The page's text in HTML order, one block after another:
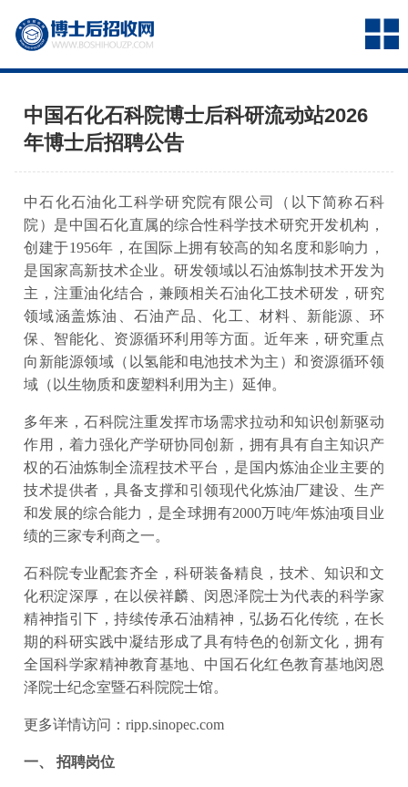
中国石化石科院博士后科研流动站2026
年博士后招聘公告
中石化石油化工科学研究院有限公司（以下简称石科
院）是中国石化直属的综合性科学技术研究开发机构，
创建于1956年，在国际上拥有较高的知名度和影响力，
是国家高新技术企业。研发领域以石油炼制技术开发为
主，注重油化结合，兼顾相关石油化工技术研发，研究
领域涵盖炼油、石油产品、化工、材料、新能源、环
保、智能化、资源循环利用等方面。近年来，研究重点
向新能源领域（以氢能和电池技术为主）和资源循环领
域（以生物质和废塑料利用为主）延伸。
多年来，石科院注重发挥市场需求拉动和知识创新驱动
作用，着力强化产学研协同创新，拥有具有自主知识产
权的石油炼制全流程技术平台，是国内炼油企业主要的
技术提供者，具备支撑和引领现代化炼油厂建设、生产
和发展的综合能力，是全球拥有2000万吨/年炼油项目业
绩的三家专利商之一。
石科院专业配套齐全，科研装备精良，技术、知识和文
化积淀深厚，在以侯祥麟、闵恩泽院士为代表的科学家
精神指引下，持续传承石油精神，弘扬石化传统，在长
期的科研实践中凝结形成了具有特色的创新文化，拥有
全国科学家精神教育基地、中国石化红色教育基地闵恩
泽院士纪念室暨石科院院士馆。
更多详情访问：ripp.sinopec.com
一、 招聘岗位